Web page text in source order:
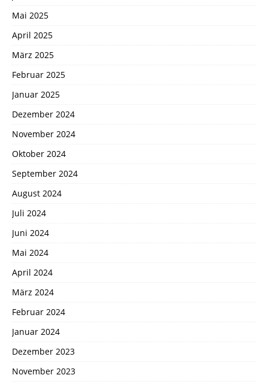
Mai 2025
April 2025
März 2025
Februar 2025
Januar 2025
Dezember 2024
November 2024
Oktober 2024
September 2024
August 2024
Juli 2024
Juni 2024
Mai 2024
April 2024
März 2024
Februar 2024
Januar 2024
Dezember 2023
November 2023